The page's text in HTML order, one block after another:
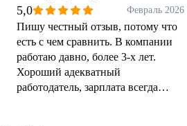
клиентами
5,0 Февраль 2026
Пишу честный отзыв, потому что
есть с чем сравнить. В компании
работаю давно, более 3-х лет.
Хороший адекватный
работодатель, зарплата всегда